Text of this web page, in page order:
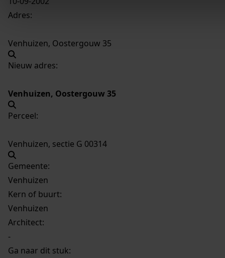
Adres:
Venhuizen, Oostergouw 35
Nieuw adres:
Venhuizen, Oostergouw 35
Perceel:
Venhuizen, sectie G 00314
Gemeente:
Venhuizen
Kern of buurt:
Venhuizen
Architect:
-
Ga naar dit stuk: